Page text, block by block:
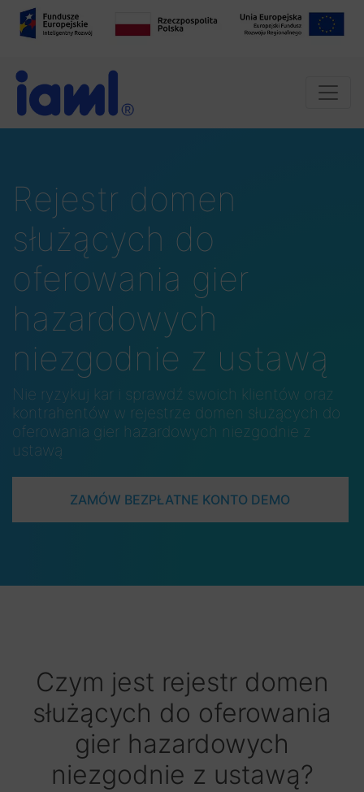
Rejestr domen
służących do
oferowania gier
hazardowych
niezgodnie z ustawą
Nie ryzykuj kar i sprawdź swoich klientów oraz
kontrahentów w rejestrze domen służących do
oferowania gier hazardowych niezgodnie z
ustawą
ZAMÓW BEZPŁATNE KONTO DEMO
Czym jest rejestr domen
służących do oferowania
gier hazardowych
niezgodnie z ustawą?